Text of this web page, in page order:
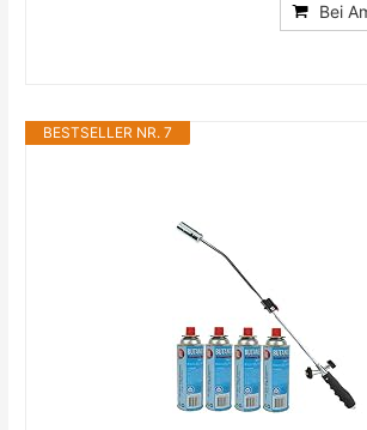
Bei
BESTSELLER NR. 7